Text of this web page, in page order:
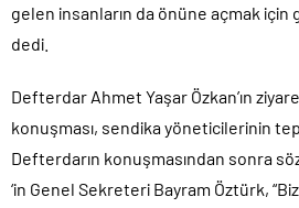
gelen insanların da önüne açmak için
dedi.
Defterdar Ahmet Yaşar Özkan’ın
konuşması, sendika yöneticilerinin
Defterdarın konuşmasından sonra
‘in Genel Sekreteri Bayram Öztürk,